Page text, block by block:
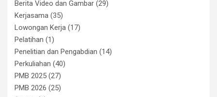
Berita Video dan Gambar (29)
Kerjasama (35)
Lowongan Kerja (17)
Pelatihan (1)
Penelitian dan Pengabdian (14)
Perkuliahan (40)
PMB 2025 (27)
PMB 2026 (25)